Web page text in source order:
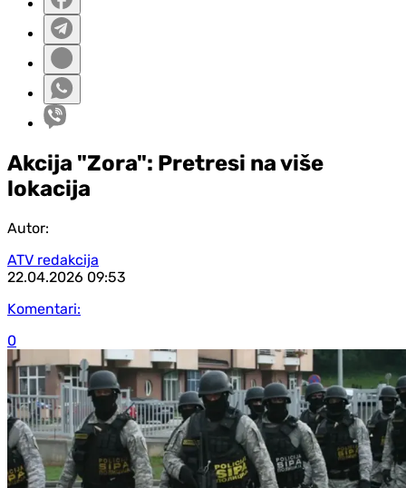
Akcija "Zora": Pretresi na više
lokacija
Autor:
ATV redakcija
22.04.2026 09:53
Komentari:
0